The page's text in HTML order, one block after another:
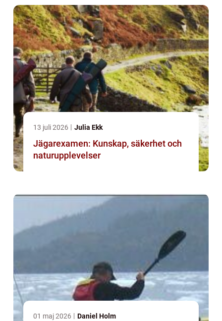
13 juli 2026 Julia Ekk
Jägarexamen: Kunskap, säkerhet och
naturupplevelser
01 maj 2026 Daniel Holm